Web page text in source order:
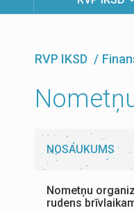
RVP IKSD
NOSAUKUMS
Nometņu
rudens